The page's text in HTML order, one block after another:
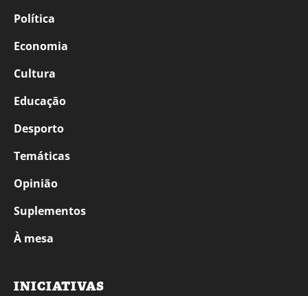
Política
Economia
Cultura
Educação
Desporto
Temáticas
Opinião
Suplementos
À mesa
INICIATIVAS